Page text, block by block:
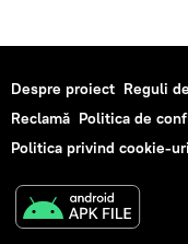
Despre proiect Reguli
Reclamă Politica de
Politica privind cookie-